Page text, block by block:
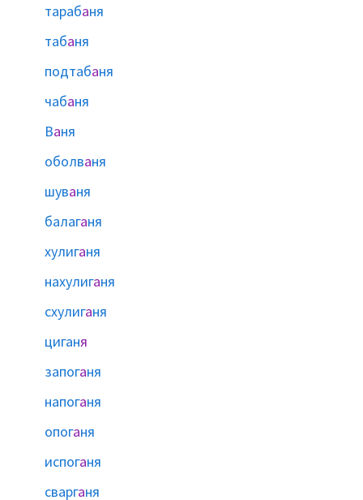
тарабаня
табаня
подтабаня
чабаня
Ваня
оболваня
шуваня
балаганя
хулиганя
нахулиганя
схулиганя
циганя
запоганя
напоганя
опоганя
испоганя
сварганя